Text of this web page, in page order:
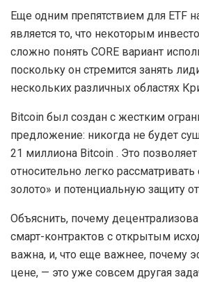
Еще одним препятствием для ETF
является то, что некоторым
сложно понять CORE вариант
поскольку он стремится занять
нескольких различных областях
Bitcoin был создан с жестким
предложение: никогда не будет
21 миллиона Bitcoin . Это
относительно легко
золото» и потенциальную защиту
Объяснить, почему
смарт-контрактов с открытым
важна, и, что еще важнее, почему
цене, — это уже совсем другая